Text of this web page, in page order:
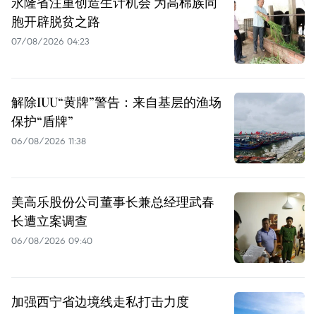
胞开辟脱贫之路
07/08/2026 04:23
解除IUU“黄牌”警告：来自基层的渔场
保护“盾牌”
06/08/2026 11:38
美高乐股份公司董事长兼总经理武春
长遭立案调查
06/08/2026 09:40
加强西宁省边境线走私打击力度